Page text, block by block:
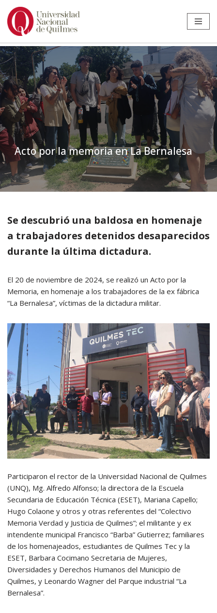
Ir
contenido
Acto por la memoria en La Bernalesa
Inicio Noticias » Estudiantes»Acto por la memoria en La Bernalesa
Se descubrió una baldosa en homenaje
a trabajadores detenidos desaparecidos
durante la última dictadura.
El 20 de noviembre de 2024, se realizó un Acto por la
Memoria, en homenaje a los trabajadores de la ex fábrica
“La Bernalesa”, víctimas de la dictadura militar.
Participaron el rector de la Universidad Nacional de Quilmes
(UNQ), Mg. Alfredo Alfonso; la directora de la Escuela
Secundaria de Educación Técnica (ESET), Mariana Capello;
Hugo Colaone y otros y otras referentes del “Colectivo
Memoria Verdad y Justicia de Quilmes”; el militante y ex
intendente municipal Francisco “Barba” Gutierrez; familiares
de los homenajeados, estudiantes de Quilmes Tec y la
ESET, Barbara Cocimano Secretaria de Mujeres,
Diversidades y Derechos Humanos del Municipio de
Quilmes, y Leonardo Wagner del Parque industrial “La
Bernalesa”.